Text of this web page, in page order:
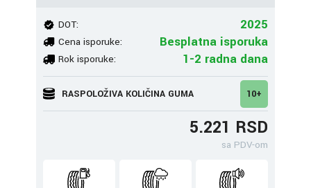
DOT: 2025
Cena isporuke: Besplatna isporuka
Rok isporuke: 1-2 radna dana
RASPOLOŽIVA KOLIČINA GUMA 10+
5.221 RSD
sa PDV-om